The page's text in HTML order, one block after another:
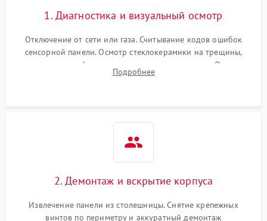
1. Диагностика и визуальный осмотр
Отключение от сети или газа. Считывание кодов ошибок
сенсорной панели. Осмотр стеклокерамики на трещины,
проверка конфорок на равномерность нагрева. Опрос
клиента о симптомах (не включается, не видит посуду,
Подробнее
2. Демонтаж и вскрытие корпуса
Извлечение панели из столешницы. Снятие крепежных
винтов по периметру и аккуратный демонтаж